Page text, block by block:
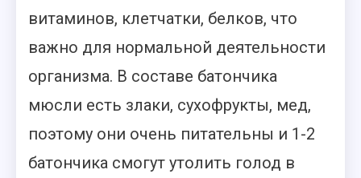
витаминов, клетчатки, белков, что
важно для нормальной деятельности
организма. В составе батончика
мюсли есть злаки, сухофрукты, мед,
поэтому они очень питательны и 1-2
батончика смогут утолить голод в